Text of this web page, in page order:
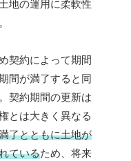
地の運用に柔軟性
契約によって期間
間が満了すると同
契約期間の更新は
とは大きく異なる
了とともに土地が
ているため、将来